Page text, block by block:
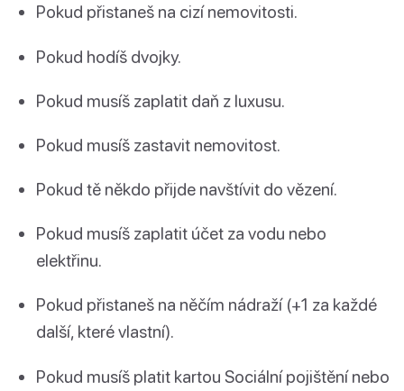
Pokud přistaneš na cizí nemovitosti.
Pokud hodíš dvojky.
Pokud musíš zaplatit daň z luxusu.
Pokud musíš zastavit nemovitost.
Pokud tě někdo přijde navštívit do vězení.
Pokud musíš zaplatit účet za vodu nebo
elektřinu.
Pokud přistaneš na něčím nádraží (+1 za každé
další, které vlastní).
Pokud musíš platit kartou Sociální pojištění nebo